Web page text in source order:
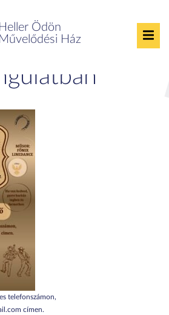
Heller Ödön
Művelődési Ház
country
telefonszámon,
címen.